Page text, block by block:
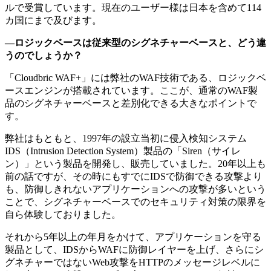
ルで受賞しています。現在のユーザー様は日本を含めて114
カ国にまで及びます。
―ロジックベースは従来型のシグネチャーベースと、どう違
うのでしょうか？
「Cloudbric WAF+」には弊社のWAF技術である、ロジックベ
ースエンジンが搭載されています。ここが、通常のWAF製
品のシグネチャーベースと差別化できる大きなポイントで
す。
弊社はもともと、1997年の設立当初に侵入検知システム
IDS（Intrusion Detection System）製品の「Siren（サイレ
ン）」という製品を開発し、販売していました。20年以上も
前の話ですが、その時にもすでにIDSで防御できる攻撃より
も、防御しきれないアプリケーションへの攻撃が多いという
ことで、シグネチャーベースでのセキュリティ対策の限界を
自ら体験しておりました。
それから5年以上の年月をかけて、アプリケーションを守る
製品として、IDSからWAFに防御レイヤーを上げ、さらにシ
グネチャーではないWeb攻撃をHTTPのメッセージレベルに